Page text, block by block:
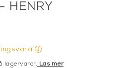
HENRY
lagervaror. Läs mer